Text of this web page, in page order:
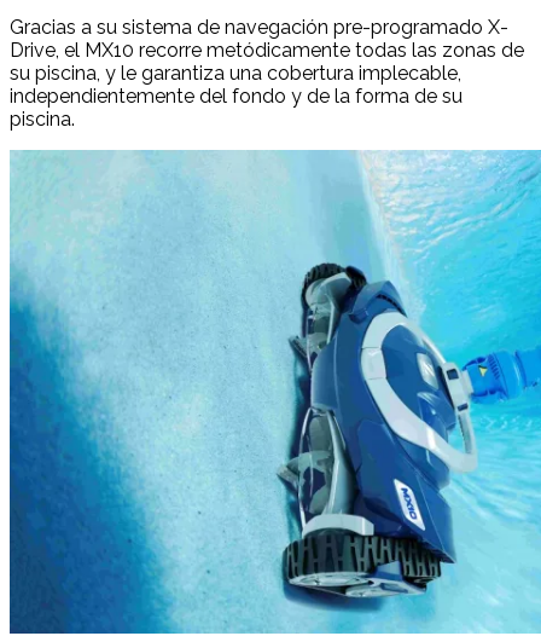
Gracias a su sistema de navegación pre-programado X-
Drive, el MX10 recorre metódicamente todas las zonas de
su piscina, y le garantiza una cobertura implecable,
independientemente del fondo y de la forma de su
piscina.